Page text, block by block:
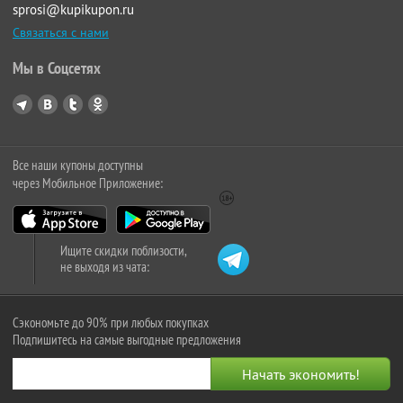
sprosi@kupikupon.ru
Связаться с нами
Мы в Соцсетях
Все наши купоны доступны
через Мобильное Приложение:
Ищите скидки поблизости,
не выходя из чата:
Сэкономьте до 90% при любых покупках
Подпишитесь на самые выгодные предложения